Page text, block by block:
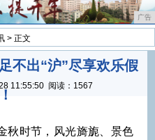
广告
> 正文
不出“沪”尽享欢乐假
11:55:50 阅读：1567
时节，风光旖旎、景色